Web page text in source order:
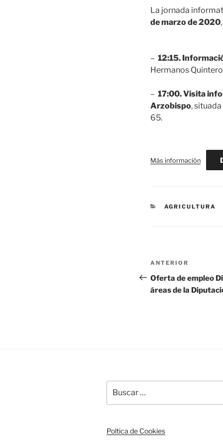
La jornada
de marzo de 2020
– 12:15.
Hermanos Quintero
– 17:00. Visita
Arzobispo,
65.
Más información
CATEGORÍAS
AGRICULTURA
Navegación
de
entradas
Entrada
anterior:
ANTERIOR
Oferta de empleo
áreas de la
por:
Poltica de Cookies